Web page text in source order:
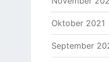
Oktober 2021
September